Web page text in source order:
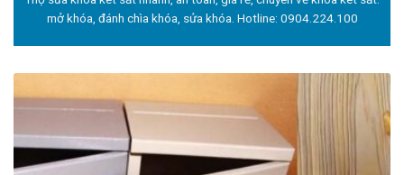
mở khóa, đánh chìa khóa, sửa khóa. Hotline: 0904.224.100